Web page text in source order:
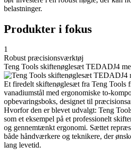
belastninger.
Produkter i fokus
1
Robust præcisionsværktøj
Teng Tools skiftenøglesæt TEDADJ4
Et firedelt skiftenøglesæt fra Teng Tools
vanadiumstål med ergonomiske to-
opbevaringsboks, designet til
Hvorfor den er blevet udvalgt: Teng
som et eksempel på et professionelt
og gennemtænkt ergonomi. Sættet
både håndværkere og teknikere, der
lang levetid.